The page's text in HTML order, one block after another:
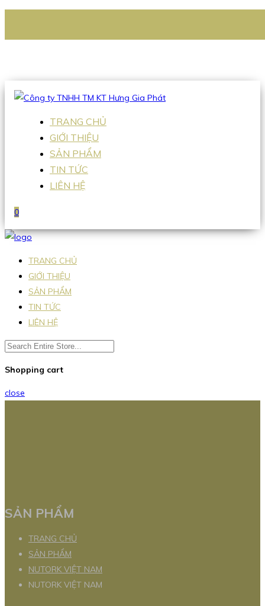
Hotline:0938 336 079
TRANG CHỦ
GIỚI THIỆU
SẢN PHẨM
TIN TỨC
LIÊN HỆ
0
TRANG CHỦ
GIỚI THIỆU
SẢN PHẨM
TIN TỨC
LIÊN HỆ
Shopping cart
close
SẢN PHẨM
TRANG CHỦ
SẢN PHẨM
NUTORK VIỆT NAM
NUTORK VIỆT NAM